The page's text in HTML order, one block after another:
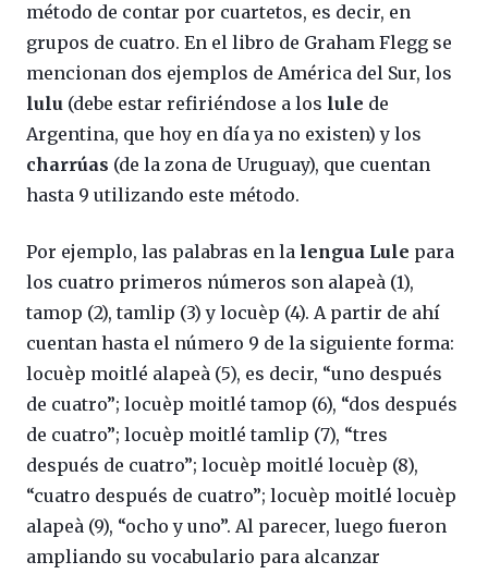
método de contar por cuartetos, es decir, en
grupos de cuatro. En el libro de Graham Flegg se
mencionan dos ejemplos de América del Sur, los
lulu (debe estar refiriéndose a los lule de
Argentina, que hoy en día ya no existen) y los
charrúas (de la zona de Uruguay), que cuentan
hasta 9 utilizando este método.
Por ejemplo, las palabras en la lengua Lule para
los cuatro primeros números son alapeà (1),
tamop (2), tamlip (3) y locuèp (4). A partir de ahí
cuentan hasta el número 9 de la siguiente forma:
locuèp moitlé alapeà (5), es decir, “uno después
de cuatro”; locuèp moitlé tamop (6), “dos después
de cuatro”; locuèp moitlé tamlip (7), “tres
después de cuatro”; locuèp moitlé locuèp (8),
“cuatro después de cuatro”; locuèp moitlé locuèp
alapeà (9), “ocho y uno”. Al parecer, luego fueron
ampliando su vocabulario para alcanzar